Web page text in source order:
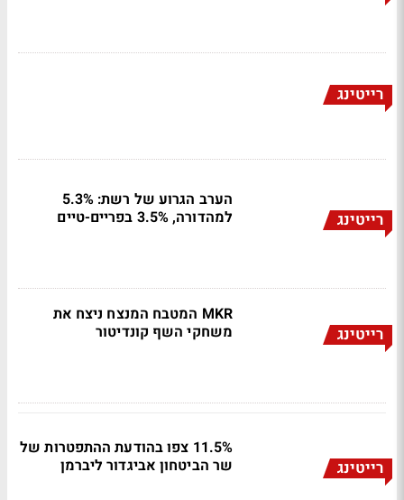
רייטינג
רייטינג
הערב הגרוע של רשת: 5.3%
למהדורה, 3.5% בפריים-טיים
רייטינג
MKR המטבח המנצח ניצח את
משחקי השף קונדיטור
רייטינג
11.5% צפו בהודעת ההתפטרות של
שר הביטחון אביגדור ליברמן